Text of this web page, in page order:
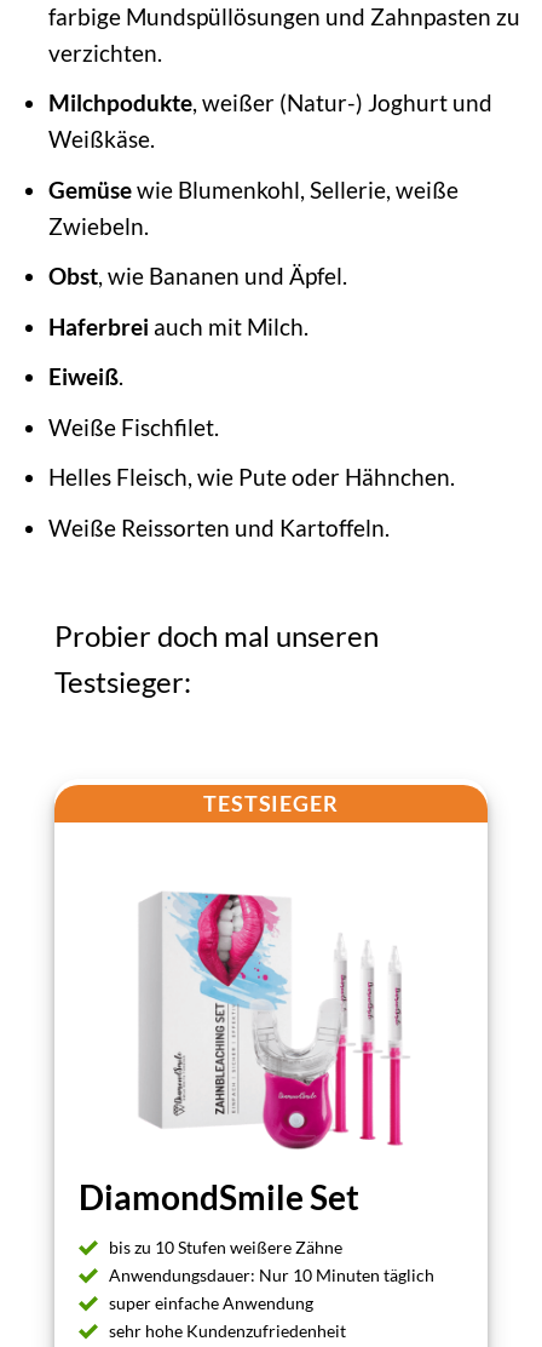
farbige Mundspüllösungen und Zahnpasten zu
verzichten.
Milchpodukte, weißer (Natur-) Joghurt und
Weißkäse.
Gemüsewie Blumenkohl, Sellerie, weiße
Zwiebeln.
Obst, wie Bananen und Äpfel.
Haferbrei auch mit Milch.
Eiweiß.
Weiße Fischfilet.
Helles Fleisch, wie Pute oder Hähnchen.
Weiße Reissorten und Kartoffeln.
Probier doch mal unseren
Testsieger:
TESTSIEGER
DiamondSmile Set
bis zu 10 Stufen weißere Zähne
Anwendungsdauer: Nur 10 Minuten täglich
super einfache Anwendung
sehr hohe Kundenzufriedenheit